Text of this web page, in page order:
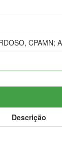
CPAMN;
Descrição